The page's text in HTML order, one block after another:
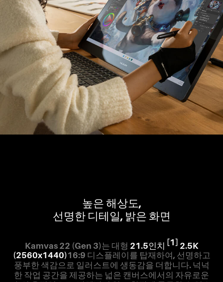
높은 해상도,
선명한 디테일, 밝은 화면
Kamvas 22 (Gen 3)는 대형 21.5인치 [1] 2.5K
(2560x1440)16:9 디스플레이를 탑재하여, 선명하고
풍부한 색감으로 일러스트에 생동감을 더합니다. 넉넉
한 작업 공간을 제공하는 넓은 캔버스에서의 자유로운